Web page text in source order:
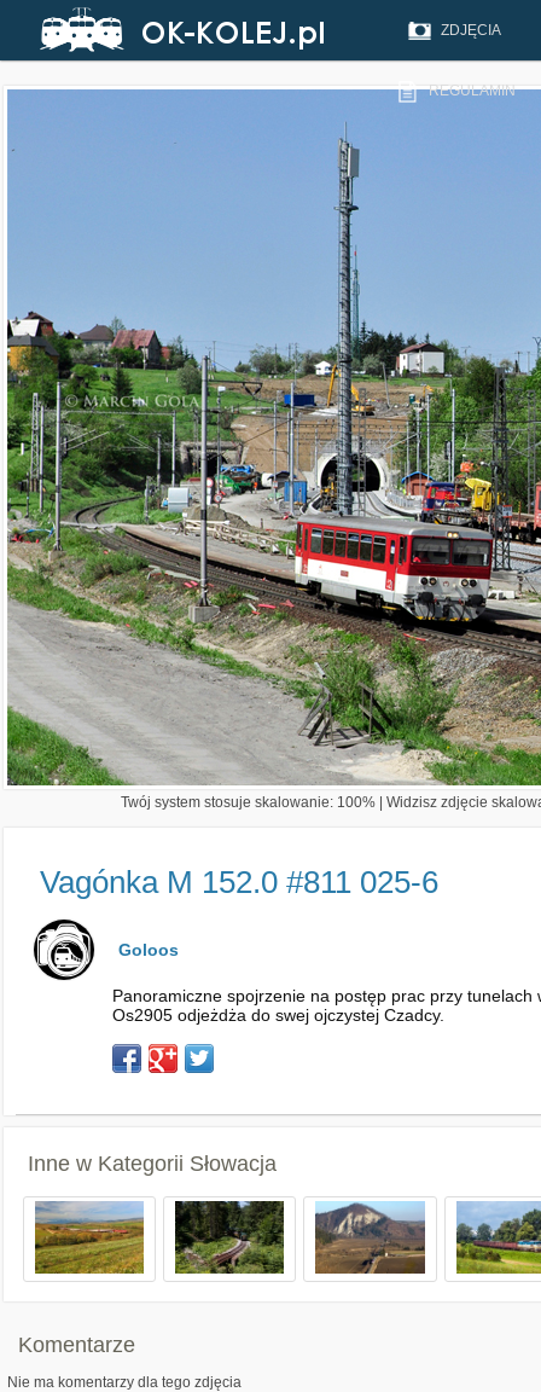
ZDJĘCIA
REGULAMIN
Twój system stosuje skalowanie: 100% | Widzisz zdjęcie
Vagónka M 152.0 #811 025-6
Goloos
Panoramiczne spojrzenie na postęp prac przy tunelach
Os2905 odjeżdża do swej ojczystej Czadcy.
Inne w Kategorii Słowacja
Komentarze
Nie ma komentarzy dla tego zdjęcia